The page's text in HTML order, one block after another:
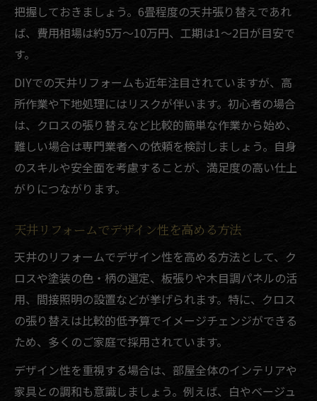
把握しておきましょう。6畳程度の天井張り替えであれ
ば、費用相場は約5万～10万円、工期は1～2日が目安で
す。
DIYでの天井リフォームも近年注目されていますが、高
所作業や下地処理にはリスクが伴います。初心者の場合
は、クロスの張り替えなど比較的簡単な作業から始め、
難しい場合は専門業者への依頼を検討しましょう。自身
のスキルや安全面を考慮することが、満足度の高い仕上
がりにつながります。
天井リフォームでデザイン性を高める方法
天井のリフォームでデザイン性を高める方法として、ク
ロスや塗装の色・柄の選定、板張りや木目調パネルの活
用、間接照明の設置などが挙げられます。特に、クロス
の張り替えは比較的低予算でイメージチェンジができる
ため、多くのご家庭で採用されています。
デザイン性を重視する場合は、部屋全体のインテリアや
家具との調和も意識しましょう。例えば、白やベージュ